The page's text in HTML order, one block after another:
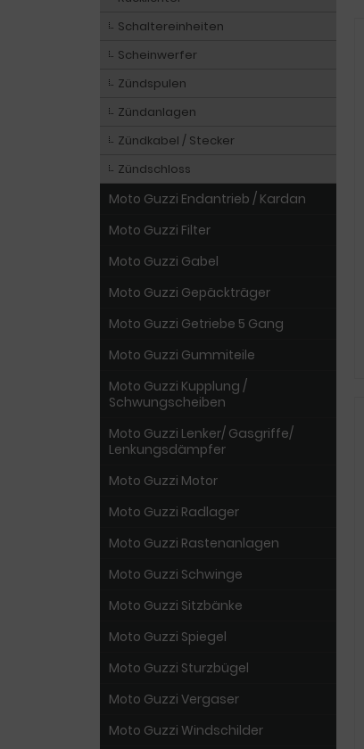
Schaltereinheiten
Scheinwerfer
Zündspulen
Zündanlagen
Zündkabel / Stecker
Zündschloss
Moto Guzzi Endantrieb / Kardan
Moto Guzzi Filter
Moto Guzzi Gabel
Moto Guzzi Gepäckträger
Moto Guzzi Getriebe 5 Gang
Moto Guzzi Gummiteile
Moto Guzzi Kupplung /
Schwungscheiben
Moto Guzzi Lenker/ Gasgriffe/
Lenkungsdämpfer
Moto Guzzi Motor
Moto Guzzi Radlager
Moto Guzzi Rastenanlagen
Moto Guzzi Schwinge
Moto Guzzi Sitzbänke
Moto Guzzi Spiegel
Moto Guzzi Sturzbügel
Moto Guzzi Vergaser
Moto Guzzi Windschilder